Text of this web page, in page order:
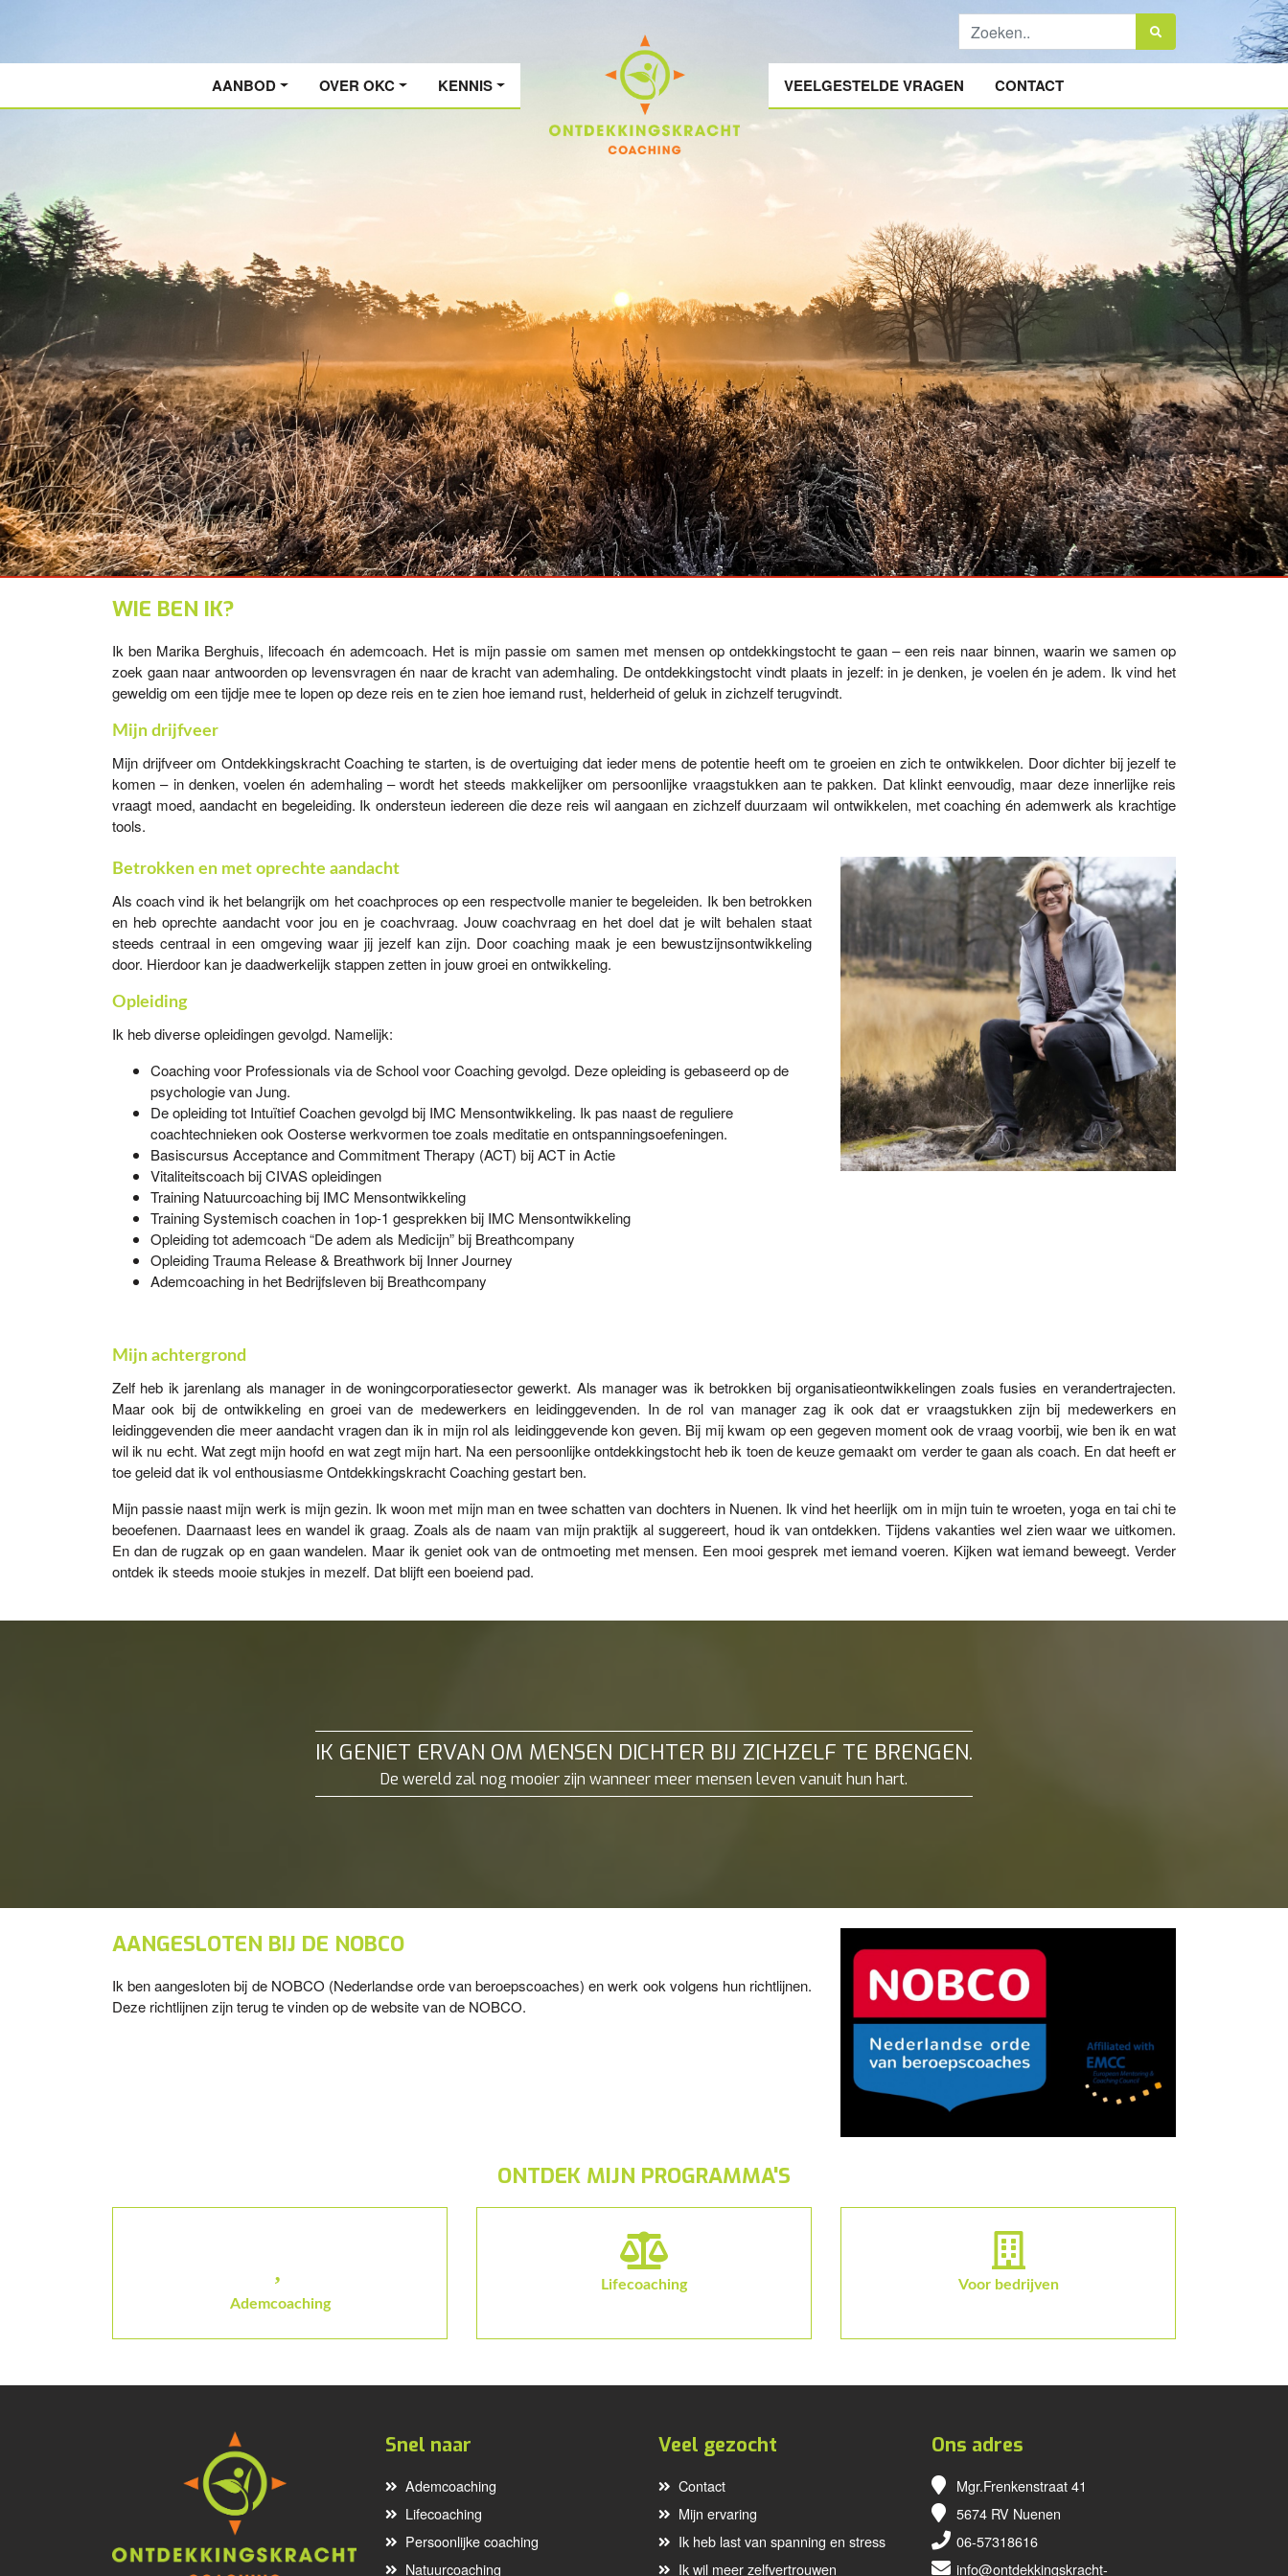
AANBOD OVER OKC KENNIS VEELGESTELDE VRAGEN CONTACT
WIE BEN IK?
Ik ben Marika Berghuis, lifecoach én ademcoach. Het is mijn passie om samen met mensen op ontdekkingstocht te gaan – een reis naar binnen, waarin we samen op
zoek gaan naar antwoorden op levensvragen én naar de kracht van ademhaling. De ontdekkingstocht vindt plaats in jezelf: in je denken, je voelen én je adem. Ik vind het
geweldig om een tijdje mee te lopen op deze reis en te zien hoe iemand rust, helderheid of geluk in zichzelf terugvindt.
Mijn drijfveer
Mijn drijfveer om Ontdekkingskracht Coaching te starten, is de overtuiging dat ieder mens de potentie heeft om te groeien en zich te ontwikkelen. Door dichter bij jezelf te
komen – in denken, voelen én ademhaling – wordt het steeds makkelijker om persoonlijke vraagstukken aan te pakken. Dat klinkt eenvoudig, maar deze innerlijke reis
vraagt moed, aandacht en begeleiding. Ik ondersteun iedereen die deze reis wil aangaan en zichzelf duurzaam wil ontwikkelen, met coaching én ademwerk als krachtige
tools.
Betrokken en met oprechte aandacht
Als coach vind ik het belangrijk om het coachproces op een respectvolle manier te begeleiden. Ik ben betrokken
en heb oprechte aandacht voor jou en je coachvraag. Jouw coachvraag en het doel dat je wilt behalen staat
steeds centraal in een omgeving waar jij jezelf kan zijn. Door coaching maak je een bewustzijnsontwikkeling
door. Hierdoor kan je daadwerkelijk stappen zetten in jouw groei en ontwikkeling.
Opleiding
Ik heb diverse opleidingen gevolgd. Namelijk:
Coaching voor Professionals via de School voor Coaching gevolgd. Deze opleiding is gebaseerd op de
psychologie van Jung.
De opleiding tot Intuïtief Coachen gevolgd bij IMC Mensontwikkeling. Ik pas naast de reguliere
coachtechnieken ook Oosterse werkvormen toe zoals meditatie en ontspanningsoefeningen.
Basiscursus Acceptance and Commitment Therapy (ACT) bij ACT in Actie
Vitaliteitscoach bij CIVAS opleidingen
Training Natuurcoaching bij IMC Mensontwikkeling
Training Systemisch coachen in 1op-1 gesprekken bij IMC Mensontwikkeling
Opleiding tot ademcoach “De adem als Medicijn” bij Breathcompany
Opleiding Trauma Release & Breathwork bij Inner Journey
Ademcoaching in het Bedrijfsleven bij Breathcompany
Mijn achtergrond
Zelf heb ik jarenlang als manager in de woningcorporatiesector gewerkt. Als manager was ik betrokken bij organisatieontwikkelingen zoals fusies en verandertrajecten.
Maar ook bij de ontwikkeling en groei van de medewerkers en leidinggevenden. In de rol van manager zag ik ook dat er vraagstukken zijn bij medewerkers en
leidinggevenden die meer aandacht vragen dan ik in mijn rol als leidinggevende kon geven. Bij mij kwam op een gegeven moment ook de vraag voorbij, wie ben ik en wat
wil ik nu echt. Wat zegt mijn hoofd en wat zegt mijn hart. Na een persoonlijke ontdekkingstocht heb ik toen de keuze gemaakt om verder te gaan als coach. En dat heeft er
toe geleid dat ik vol enthousiasme Ontdekkingskracht Coaching gestart ben.
Mijn passie naast mijn werk is mijn gezin. Ik woon met mijn man en twee schatten van dochters in Nuenen. Ik vind het heerlijk om in mijn tuin te wroeten, yoga en tai chi te
beoefenen. Daarnaast lees en wandel ik graag. Zoals als de naam van mijn praktijk al suggereert, houd ik van ontdekken. Tijdens vakanties wel zien waar we uitkomen.
En dan de rugzak op en gaan wandelen. Maar ik geniet ook van de ontmoeting met mensen. Een mooi gesprek met iemand voeren. Kijken wat iemand beweegt. Verder
ontdek ik steeds mooie stukjes in mezelf. Dat blijft een boeiend pad.
IK GENIET ERVAN OM MENSEN DICHTER BIJ ZICHZELF TE BRENGEN.
De wereld zal nog mooier zijn wanneer meer mensen leven vanuit hun hart.
AANGESLOTEN BIJ DE NOBCO
Ik ben aangesloten bij de NOBCO (Nederlandse orde van beroepscoaches) en werk ook volgens hun richtlijnen.
Deze richtlijnen zijn terug te vinden op de website van de NOBCO.
ONTDEK MIJN PROGRAMMA'S
Ademcoaching
Lifecoaching Voor bedrijven
Snel naar
Ademcoaching
Lifecoaching
Persoonlijke coaching
Natuurcoaching
Veel gezocht
Contact
Mijn ervaring
Ik heb last van spanning en stress
Ik wil meer zelfvertrouwen
Ons adres
Mgr.Frenkenstraat 41
5674 RV Nuenen
06-57318616
info@ontdekkingskracht-